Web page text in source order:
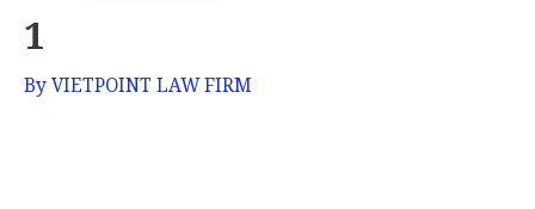
1
ByVIETPOINT LAW FIRM